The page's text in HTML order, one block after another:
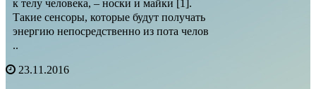
к телу человека, – носки и майки [1].
Такие сенсоры, которые будут получать
энергию непосредственно из пота челов
..
23.11.2016